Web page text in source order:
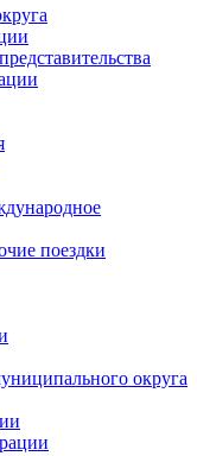
поездки
округа